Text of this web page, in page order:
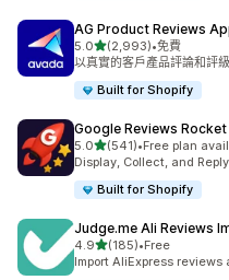
AG Product Reviews
5.0滿分 5 顆星
(2,993)
共有 2993 則評價
•免費
以真實的客戶產品評論和評
Built for Shopify
Google Reviews Rocket
5.0滿分 5 顆星
(541)
共有 541 則評價
•Free plan
Display, Collect, and
Built for Shopify
Judge.me Ali Reviews
4.9滿分 5 顆星
(185)
共有 185 則評價
•Free
Import AliExpress